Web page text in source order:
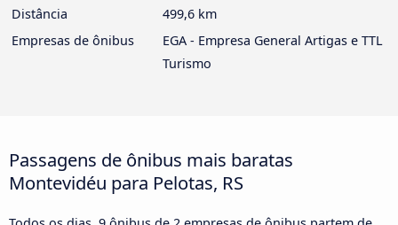
Distância
499,6 km
Empresas de ônibus
EGA - Empresa General Artigas e TTL
Turismo
Passagens de ônibus mais baratas
Montevidéu para Pelotas, RS